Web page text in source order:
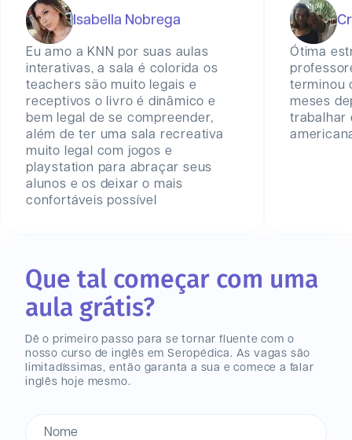
Isabella Nobrega
Eu amo a KNN por suas aulas
interativas, a sala é colorida os
teachers são muito legais e
receptivos o livro é dinâmico e
bem legal de se compreender,
além de ter uma sala recreativa
muito legal com jogos e
playstation para abraçar seus
alunos e os deixar o mais
confortáveis possível
Ótima
terminou
meses
trabalhar
Que tal começar com uma
aula grátis?
Dê o primeiro passo para se tornar fluente com o
nosso curso de inglês em Seropédica. As vagas são
limitadíssimas, então garanta a sua e comece a falar
inglês hoje mesmo.
Nome